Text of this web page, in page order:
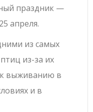
праздник —
апреля.
из самых
из-за их
к выживанию в
и в